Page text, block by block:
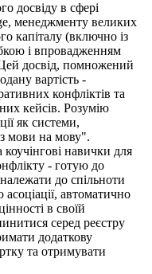
досвіду в сфері
менеджменту великих
капіталу (включно із
і впровадженням
досвід, помножений
вартість -
конфліктів та
кейсів. Розумію
як системи,
мови на мову".
коучінгові навички для
- готую до
до спільноти
автоматично
в своїй
серед реєстру
додаткову
та отримувати